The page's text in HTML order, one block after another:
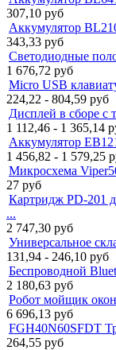
307,10 руб
Аккумулятор
343,33 руб
Светодиодные
1 676,72 руб
Micro USB
224,22 - 804,59 руб
Дисплей в сборе с
1 112,46 - 1 365,14
Аккумулятор
1 456,82 - 1 579,25
Микросхема
27 руб
Картридж PD-201
...
2 747,30 руб
Универсальное
131,94 - 246,10 руб
Беспроводной
2 180,63 руб
Робот мойщик
6 696,13 руб
FGH40N60SFDT
264,55 руб